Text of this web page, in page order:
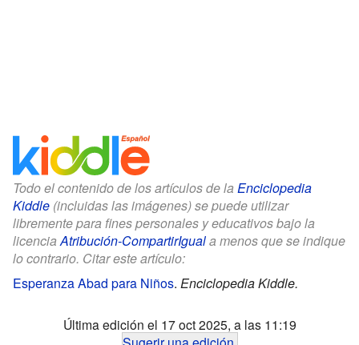
Todo el contenido de los artículos de la Enciclopedia
Kiddle (incluidas las imágenes) se puede utilizar
libremente para fines personales y educativos bajo la
licenciaAtribución-CompartirIguala menos que se indique
lo contrario. Citar este artículo:
Esperanza Abad para Niños. Enciclopedia Kiddle.
Última edición el 17 oct 2025, a las 11:19